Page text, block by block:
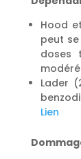
Hood
peut
doses
Lader
Lien